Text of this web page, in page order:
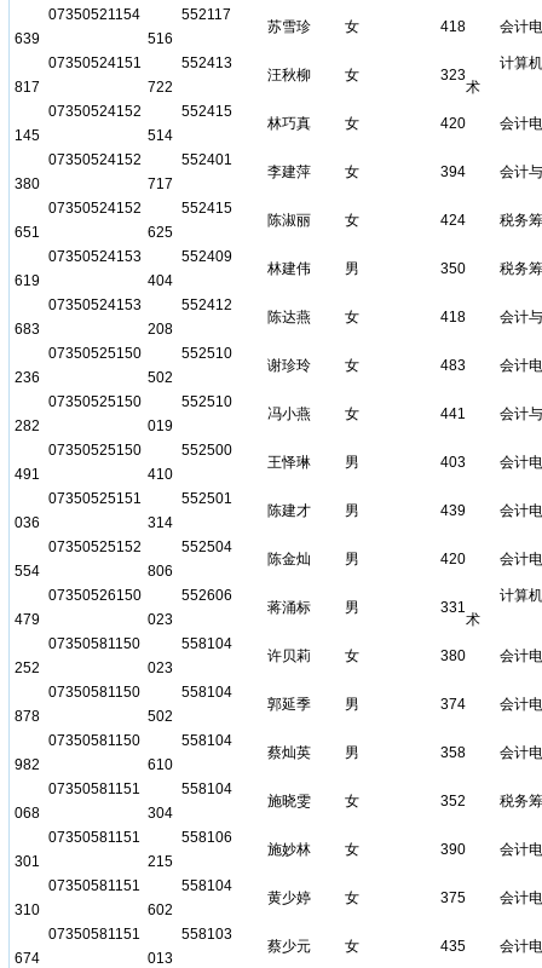
07350521154
639
552117
516
苏雪珍 女 418 会计
07350524151
817
552413
722
汪秋柳 女 323
计算
术
07350524152
145
552415
514
林巧真 女 420 会计
07350524152
380
552401
717
李建萍 女 394 会计
07350524152
651
552415
625
陈淑丽 女 424 税务
07350524153
619
552409
404
林建伟 男 350 税务
07350524153
683
552412
208
陈达燕 女 418 会计
07350525150
236
552510
502
谢珍玲 女 483 会计
07350525150
282
552510
019
冯小燕 女 441 会计
07350525150
491
552500
410
王怿琳 男 403 会计
07350525151
036
552501
314
陈建才 男 439 会计
07350525152
554
552504
806
陈金灿 男 420 会计
07350526150
479
552606
023
蒋涌标 男 331
计算
术
07350581150
252
558104
023
许贝莉 女 380 会计
07350581150
878
558104
502
郭延季 男 374 会计
07350581150
982
558104
610
蔡灿英 男 358 会计
07350581151
068
558104
304
施晓雯 女 352 税务
07350581151
301
558106
215
施妙林 女 390 会计
07350581151
310
558104
602
黄少婷 女 375 会计
07350581151
674
558103
013
蔡少元 女 435 会计